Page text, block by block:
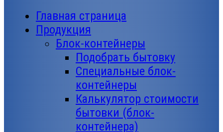
Главная страница
Продукция
Блок-контейнеры
Подобрать бытовку
Специальные блок-
контейнеры
Калькулятор стоимости
бытовки (блок-
контейнера)